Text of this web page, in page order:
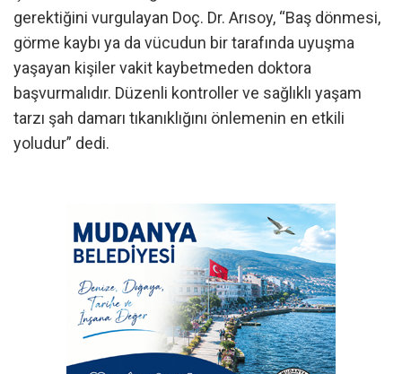
gerektiğini vurgulayan Doç. Dr. Arısoy, “Baş dönmesi,
görme kaybı ya da vücudun bir tarafında uyuşma
yaşayan kişiler vakit kaybetmeden doktora
başvurmalıdır. Düzenli kontroller ve sağlıklı yaşam
tarzı şah damarı tıkanıklığını önlemenin en etkili
yoludur” dedi.